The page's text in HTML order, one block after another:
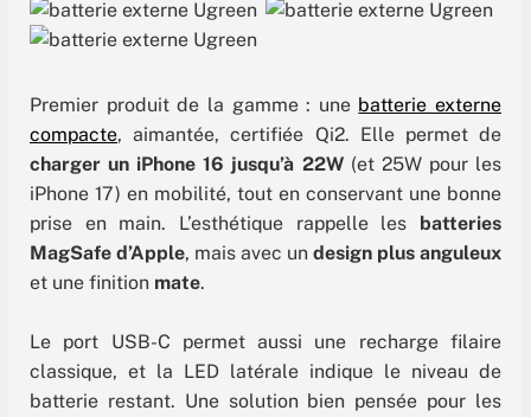
Premier produit de la gamme : une batterie externe
compacte, aimantée, certifiée Qi2. Elle permet de
charger un iPhone 16 jusqu’à 22W(et 25W pour les
iPhone 17) en mobilité, tout en conservant une bonne
prise en main. L’esthétique rappelle les batteries
MagSafe d’Apple, mais avec un design plus anguleux
et une finition mate.
Le port USB-C permet aussi une recharge filaire
classique, et la LED latérale indique le niveau de
batterie restant. Une solution bien pensée pour les